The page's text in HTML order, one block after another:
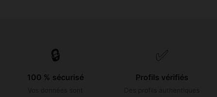
🔒
100 % sécurisé
✅
Profils vérifiés